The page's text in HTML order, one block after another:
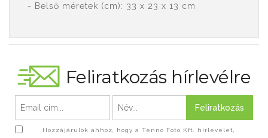
- Belső méretek (cm): 33 x 23 x 13 cm
Feliratkozás hírlevélre
Feliratkozás
Hozzájárulok ahhoz, hogy a Tenno Foto Kft. hírlevelet,